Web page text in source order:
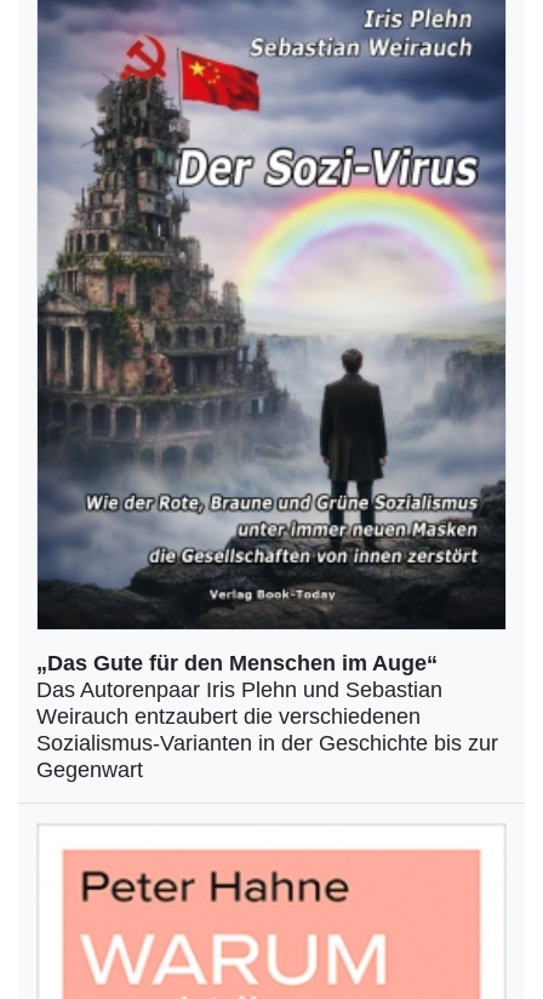
„Das Gute für den Menschen im Auge“
Das Autorenpaar Iris Plehn und Sebastian
Weirauch entzaubert die verschiedenen
Sozialismus-Varianten in der Geschichte bis zur
Gegenwart